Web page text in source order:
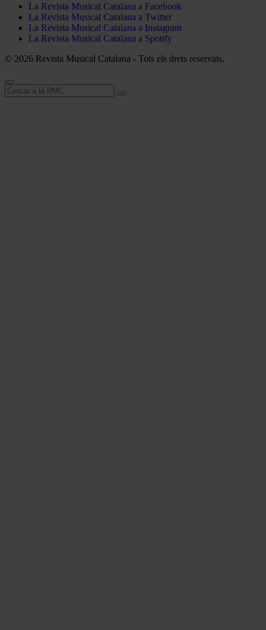
La Revista Musical Catalana a Facebook
La Revista Musical Catalana a Twitter
La Revista Musical Catalana a Instagram
La Revista Musical Catalana a Spotify
© 2026 Revista Musical Catalana - Tots els drets reservats.
Cerca